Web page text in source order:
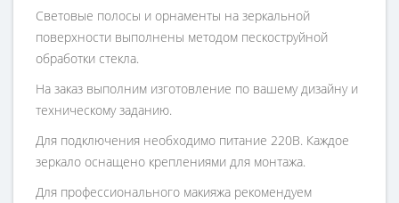
Световые полосы и орнаменты на зеркальной
поверхности выполнены методом пескоструйной
обработки стекла.
На заказ выполним изготовление по вашему дизайну и
техническому заданию.
Для подключения необходимо питание 220В. Каждое
зеркало оснащено креплениями для монтажа.
Для профессионального макияжа рекомендуем